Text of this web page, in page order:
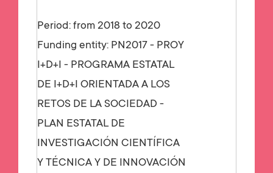
Period: from 2018 to 2020
Funding entity: PN2017 - PROY
I+D+I - PROGRAMA ESTATAL
DE I+D+I ORIENTADA A LOS
RETOS DE LA SOCIEDAD -
PLAN ESTATAL DE
INVESTIGACIÓN CIENTÍFICA
Y TÉCNICA Y DE INNOVACIÓN